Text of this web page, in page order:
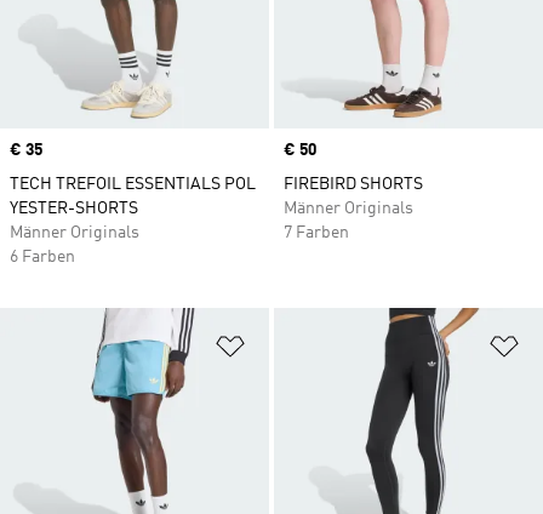
Price
€ 35
TECH TREFOIL ESSENTIALS POL
YESTER-SHORTS
Männer Originals
6 Farben
Price
€ 50
FIREBIRD SHORTS
Männer Originals
7 Farben
Zur Wunschliste hinzufügen